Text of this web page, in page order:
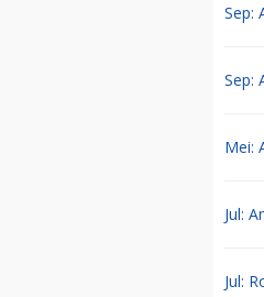
Sep:
Sep:
Mei:
Jul:
Jul: